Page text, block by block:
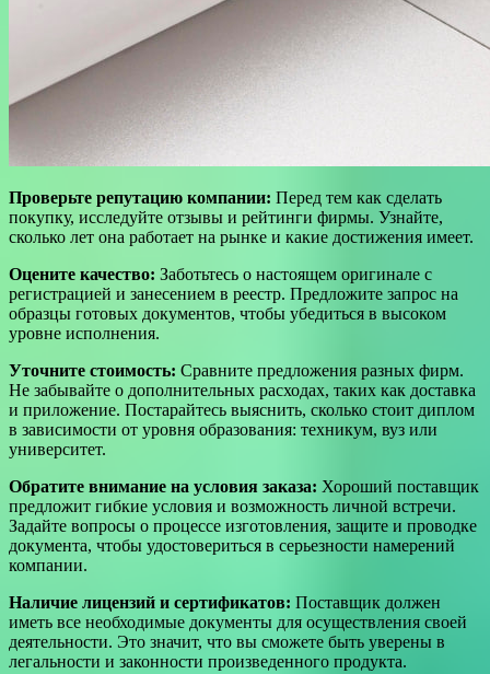
Проверьте репутацию компании: Перед тем как сделать
покупку, исследуйте отзывы и рейтинги фирмы. Узнайте,
сколько лет она работает на рынке и какие достижения имеет.
Оцените качество: Заботьтесь о настоящем оригинале с
регистрацией и занесением в реестр. Предложите запрос на
образцы готовых документов, чтобы убедиться в высоком
уровне исполнения.
Уточните стоимость: Сравните предложения разных фирм.
Не забывайте о дополнительных расходах, таких как доставка
и приложение. Постарайтесь выяснить, сколько стоит диплом
в зависимости от уровня образования: техникум, вуз или
университет.
Обратите внимание на условия заказа: Хороший поставщик
предложит гибкие условия и возможность личной встречи.
Задайте вопросы о процессе изготовления, защите и проводке
документа, чтобы удостовериться в серьезности намерений
компании.
Наличие лицензий и сертификатов: Поставщик должен
иметь все необходимые документы для осуществления своей
деятельности. Это значит, что вы сможете быть уверены в
легальности и законности произведенного продукта.